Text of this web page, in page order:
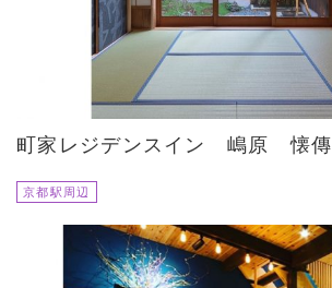
町家レジデンスイン 嶋原 懐傳
京都駅周辺